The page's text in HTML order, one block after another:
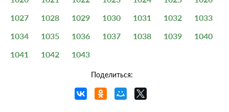
1027
1028 1029 1030 1031 1032
1033
1034
1035 1036 1037 1038 1039
1040
1041
1042 1043
Поделиться: